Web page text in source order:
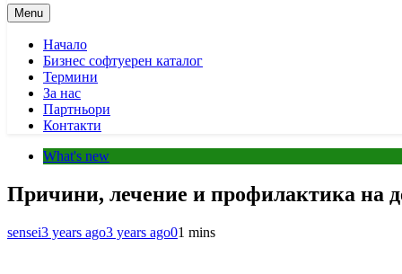
Menu
Начало
Бизнес софтуерен каталог
Термини
За нас
Партньори
Контакти
What's new
Причини, лечение и профилактика на
sensei3 years ago3 years ago01 mins